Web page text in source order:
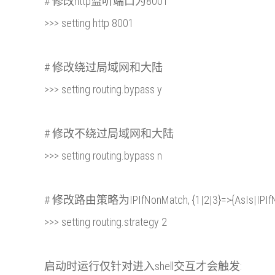
>>> setting http 8001
# 修改绕过局域网和大陆
>>> setting routing.bypass y
# 修改不绕过局域网和大陆
>>> setting routing.bypass n
# 修改路由策略为IPIfNonMatch,
>>> setting routing.strategy 2
启动时运行仅针对进入shell交互才会触发: